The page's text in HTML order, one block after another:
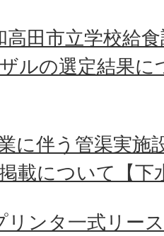
高田市立学校給
ルの選定結果に
に伴う管渠実施
載について【下
リンタ一式リー